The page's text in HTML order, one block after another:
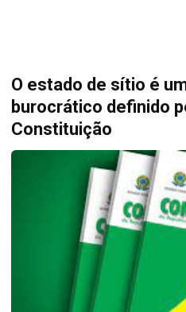
O estado de sítio é
burocrático definido
Constituição